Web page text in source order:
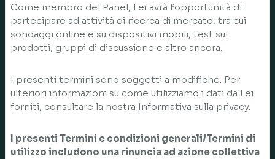
Come membro del Panel, Lei avrà l’opportunità di
partecipare ad attività di ricerca di mercato, tra cui
sondaggi online e su dispositivi mobili, test sui
prodotti, gruppi di discussione e altro ancora.
I presenti termini sono soggetti a modifiche. Per
ulteriori informazioni su come utilizziamo i dati da Lei
forniti, consultare la nostra Informativa sulla privacy.
I presenti Termini e condizioni generali/Termini di
utilizzo includono una rinuncia ad azione collettiva